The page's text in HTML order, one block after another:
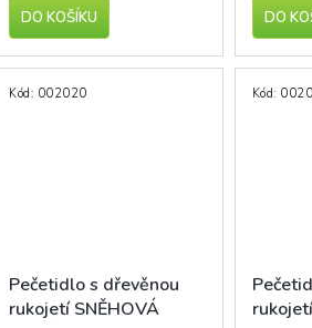
DO KOŠÍKU DO
Pečetidlo s dřevěnou
rukojetí SNĚHOVÁ
Kód: 002020 Kód: